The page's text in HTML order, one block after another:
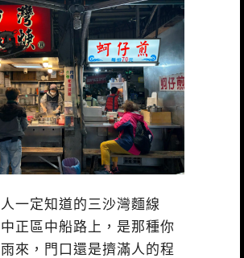
一定知道的三沙灣麵線
正區中船路上，是那種你
來，門口還是擠滿人的程